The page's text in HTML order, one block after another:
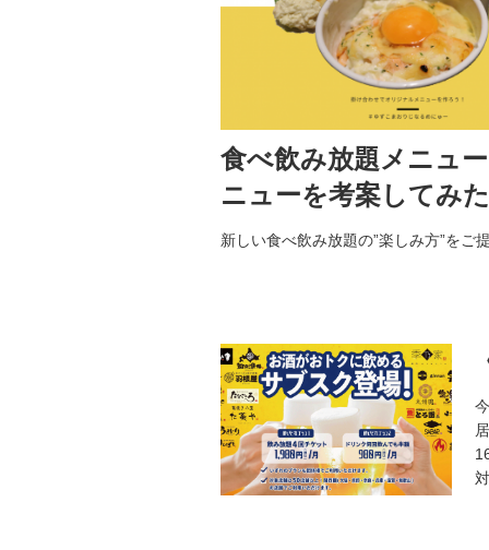
食べ飲み放題メニュ
ニューを考案してみた
新しい食べ飲み放題の”楽しみ方”をご